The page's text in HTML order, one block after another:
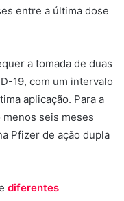
entre a última dose
a tomada de duas
19, com um intervalo
aplicação. Para a
seis meses
Pfizer de ação dupla
diferentes